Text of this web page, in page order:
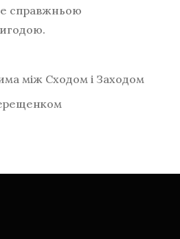
справжньою
між Сходом і Заходом